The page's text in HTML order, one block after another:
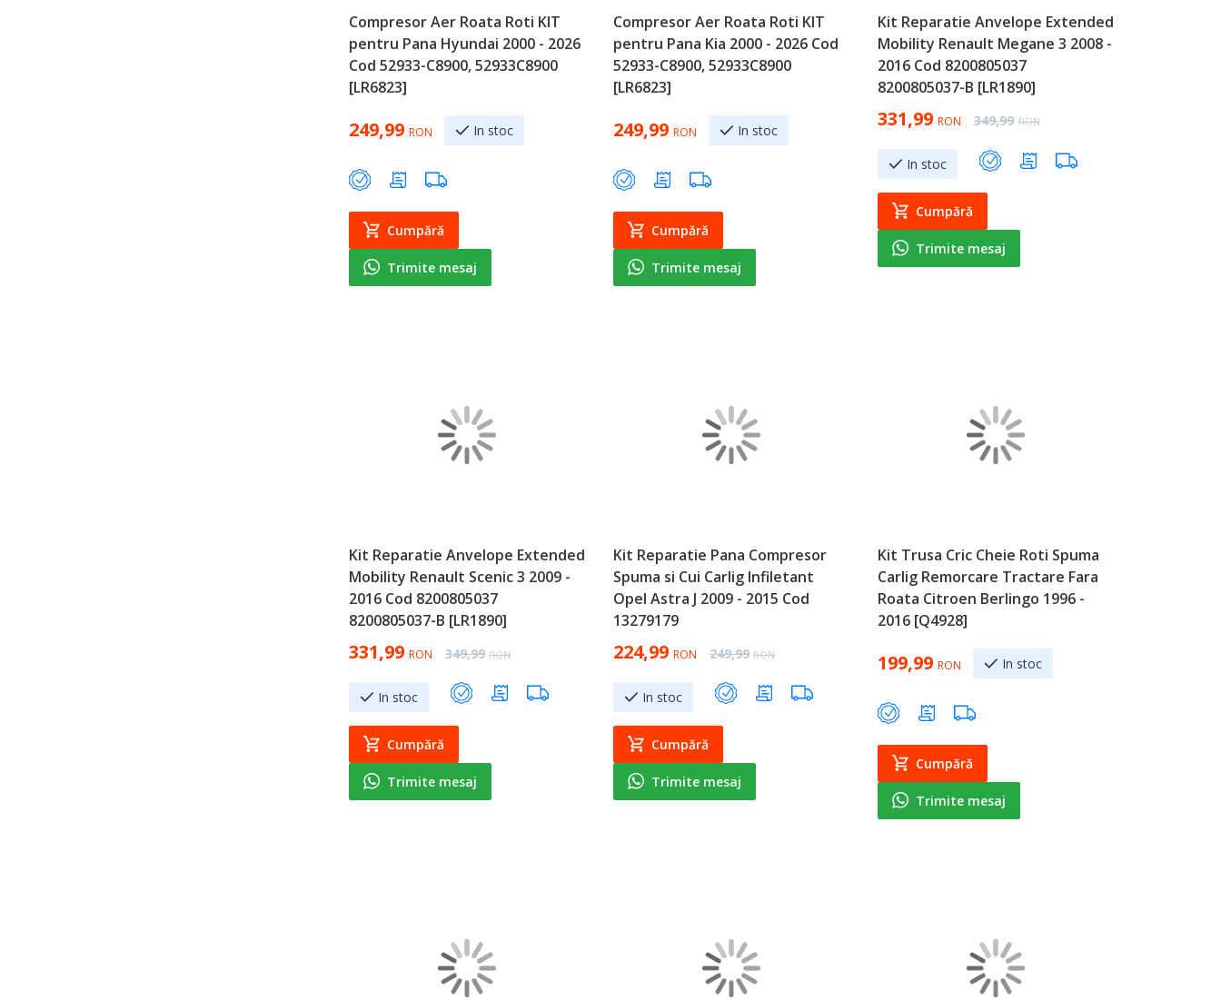
Compresor Aer Roata Roti KIT
pentru Pana Hyundai 2000 - 2026
Cod 52933-C8900, 52933C8900
[LR6823]
249,99 RON In stoc
Cumpără
Trimite mesaj
Compresor Aer Roata Roti KIT
pentru Pana Kia 2000 - 2026 Cod
52933-C8900, 52933C8900
[LR6823]
249,99 RON In stoc
Cumpără
Trimite mesaj
Kit Reparatie Anvelope Extended
Mobility Renault Megane 3 2008 -
2016 Cod 8200805037
8200805037-B [LR1890]
Special Price
331,99 RON Regular Price
349,99 RON
In stoc
Cumpără
Trimite mesaj
Kit Reparatie Anvelope Extended
Mobility Renault Scenic 3 2009 -
2016 Cod 8200805037
8200805037-B [LR1890]
Special Price
331,99 RON Regular Price
349,99 RON
In stoc
Cumpără
Trimite mesaj
Kit Reparatie Pana Compresor
Spuma si Cui Carlig Infiletant
Opel Astra J 2009 - 2015 Cod
13279179
Special Price
224,99 RON Regular Price
249,99 RON
In stoc
Cumpără
Trimite mesaj
Kit Trusa Cric Cheie Roti Spuma
Carlig Remorcare Tractare Fara
Roata Citroen Berlingo 1996 -
2016 [Q4928]
199,99 RON In stoc
Cumpără
Trimite mesaj